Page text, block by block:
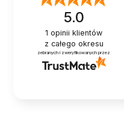
5.0
1 opinii klientów
z całego okresu
zebranych i zweryfikowanych przez